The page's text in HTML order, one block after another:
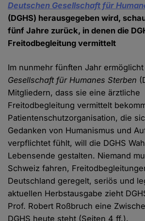
Deutschen Gesellschaft für
(DGHS) herausgegeben wird,
fünf Jahre zurück, in denen die
Freitodbegleitung vermittelt
Im nunmehr fünften Jahr
Gesellschaft für Humanes Sterben
Mitgliedern, dass sie eine ärztliche
Freitodbegleitung vermittelt
Patientenschutzorganisation, die
Gedanken von Humanismus und
verpflichtet fühlt, will die DGHS
Lebensende gestalten. Niemand
Schweiz fahren,
Deutschland geregelt, seriös und
aktuellen Herbstausgabe zieht
Prof. Robert Roßbruch eine
DGHS heute steht (Seiten 4 ff.).